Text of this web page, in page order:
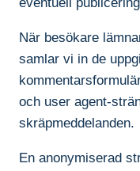
När besökare
samlar vi in de
och user agent-
skräpmeddelanden.
En anonymiserad